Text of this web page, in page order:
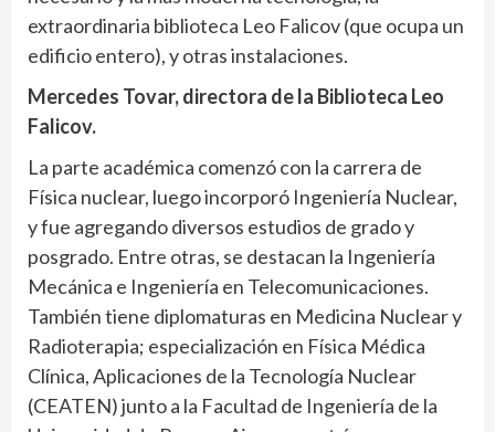
extraordinaria biblioteca Leo Falicov (que ocupa un
edificio entero), y otras instalaciones.
Mercedes Tovar, directora de la Biblioteca Leo
Falicov.
La parte académica comenzó con la carrera de
Física nuclear, luego incorporó Ingeniería Nuclear,
y fue agregando diversos estudios de grado y
posgrado. Entre otras, se destacan la Ingeniería
Mecánica e Ingeniería en Telecomunicaciones.
También tiene diplomaturas en Medicina Nuclear y
Radioterapia; especialización en Física Médica
Clínica, Aplicaciones de la Tecnología Nuclear
(CEATEN) junto a la Facultad de Ingeniería de la